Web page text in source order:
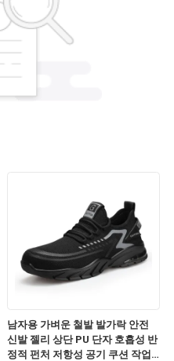
남자용 가벼운 철발 발가락 안전
신발 젤리 상단 PU 단자 호흡성 반
정적 펀처 저항성 공기 쿠션 작업